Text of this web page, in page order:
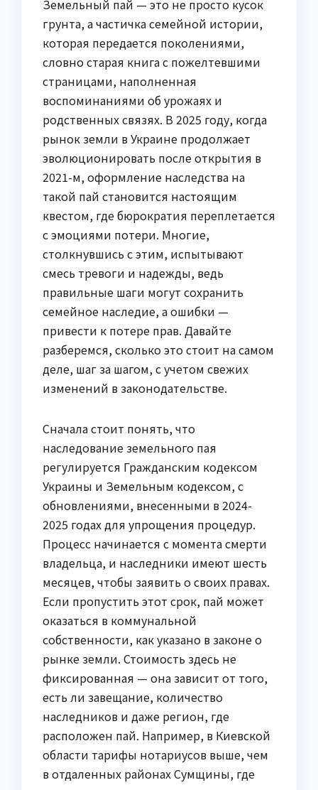
Земельный пай — это не просто кусок
грунта, а частичка семейной истории,
которая передается поколениями,
словно старая книга с пожелтевшими
страницами, наполненная
воспоминаниями об урожаях и
родственных связях. В 2025 году, когда
рынок земли в Украине продолжает
эволюционировать после открытия в
2021-м, оформление наследства на
такой пай становится настоящим
квестом, где бюрократия переплетается
с эмоциями потери. Многие,
столкнувшись с этим, испытывают
смесь тревоги и надежды, ведь
правильные шаги могут сохранить
семейное наследие, а ошибки —
привести к потере прав. Давайте
разберемся, сколько это стоит на самом
деле, шаг за шагом, с учетом свежих
изменений в законодательстве.
Сначала стоит понять, что
наследование земельного пая
регулируется Гражданским кодексом
Украины и Земельным кодексом, с
обновлениями, внесенными в 2024-
2025 годах для упрощения процедур.
Процесс начинается с момента смерти
владельца, и наследники имеют шесть
месяцев, чтобы заявить о своих правах.
Если пропустить этот срок, пай может
оказаться в коммунальной
собственности, как указано в законе о
рынке земли. Стоимость здесь не
фиксированная — она зависит от того,
есть ли завещание, количество
наследников и даже регион, где
расположен пай. Например, в Киевской
области тарифы нотариусов выше, чем
в отдаленных районах Сумщины, где